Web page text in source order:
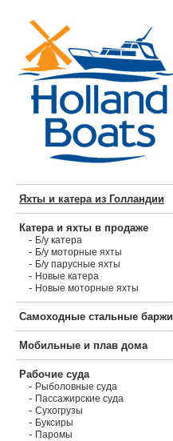
Яхты и катера из Голландии
Катера и яхты в продаже
- Б/у катера
- Б/у моторные яхты
- Б/у парусные яхты
- Новые катера
- Новые моторные яхты
Самоходные стальные баржи
Мобильные и плав дома
Рабочие суда
- Рыболовные суда
- Пассажирские суда
- Сухогрузы
- Буксиры
- Паромы